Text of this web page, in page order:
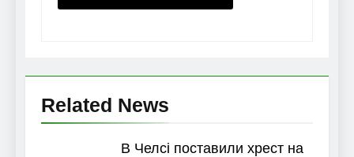
Related News
В Челсі поставили хрест на